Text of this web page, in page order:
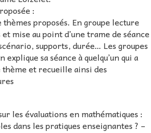
:
thèmes proposés. En groupe lecture
mise au point d’une trame de séance
supports, durée… Les groupes
sa séance à quelqu’un qui a
et recueille ainsi des
les évaluations en mathématiques :
dans les pratiques enseignantes ? –